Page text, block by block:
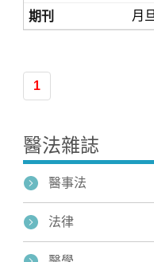
月
1
醫法雜誌
醫事法
法律